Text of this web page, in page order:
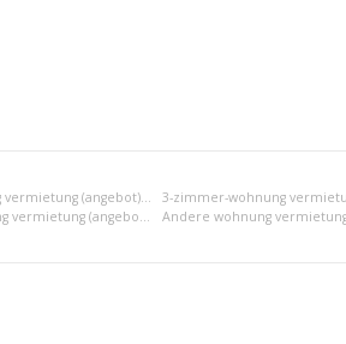
2-zimmer-wohnung vermietung (angebot) Košice II
2x einraumwohnung vermietung (angebot) Košice II